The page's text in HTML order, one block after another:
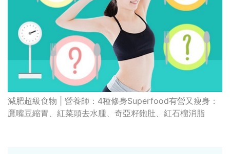
減肥超級食物 | 營養師：4種修身Superfood有營又瘦身：
鷹嘴豆縮胃、紅菜頭去水腫、奇亞籽飽肚、紅石榴消脂